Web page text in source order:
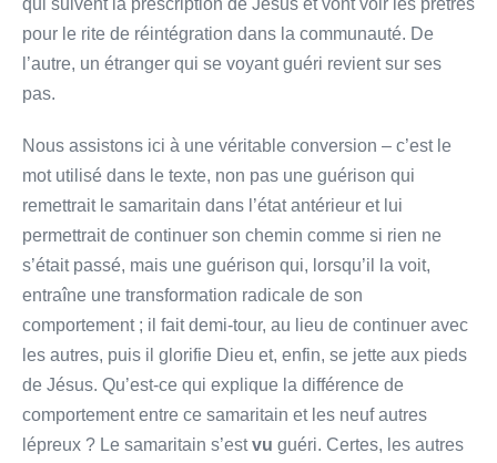
pour le rite de réintégration dans la communauté. De
l’autre, un étranger qui se voyant guéri revient sur ses
pas.
Nous assistons ici à une véritable conversion – c’est le
mot utilisé dans le texte, non pas une guérison qui
remettrait le samaritain dans l’état antérieur et lui
permettrait de continuer son chemin comme si rien ne
s’était passé, mais une guérison qui, lorsqu’il la voit,
entraîne une transformation radicale de son
comportement ; il fait demi-tour, au lieu de continuer avec
les autres, puis il glorifie Dieu et, enfin, se jette aux pieds
de Jésus. Qu’est-ce qui explique la différence de
comportement entre ce samaritain et les neuf autres
lépreux ? Le samaritain s’estvu guéri. Certes, les autres